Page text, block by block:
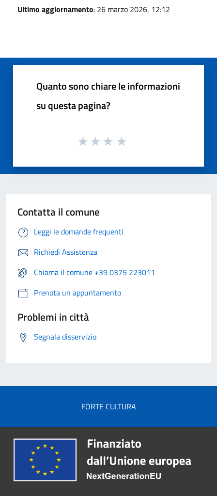
Ultimo aggiornamento: 26 marzo 2026, 12:12
Quanto sono chiare le informazioni
su questa pagina?
Contatta il comune
Leggi le domande frequenti
Richiedi Assistenza
Chiama il comune +39 0375 223011
Prenota un appuntamento
Problemi in città
Segnala disservizio
FORTE CULTURA